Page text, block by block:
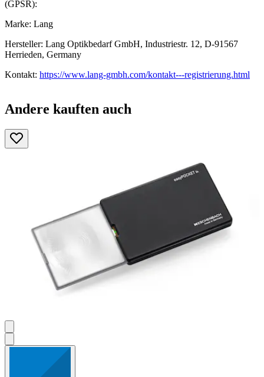
(GPSR):
Marke: Lang
Hersteller: Lang Optikbedarf GmbH, Industriestr. 12, D-91567
Herrieden, Germany
Kontakt: https://www.lang-gmbh.com/kontakt---registrierung.html
Andere kauften auch